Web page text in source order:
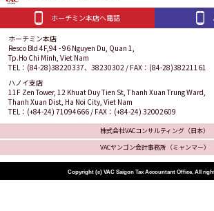
ホーチミン本店へ電話
ホーチミン本店
Resco Bld 4F,94 - 96 Nguyen Du, Quan 1,
Tp.Ho Chi Minh, Viet Nam
TEL：(84-28)38220337、38230302 / FAX：(84-28)38221161
ハノイ支店
11F Zen Tower, 12 Khuat Duy Tien St, Thanh Xuan Trung Ward,
Thanh Xuan Dist, Ha Noi City, Viet Nam
TEL：(+84-24) 71094666 / FAX：(+84-24) 32002609
株式会社VACコンサルティング（日本）
VACヤンゴン会計事務所（ミャンマー）
Copyright (c) VAC Saigon Tax Accountant Office, All